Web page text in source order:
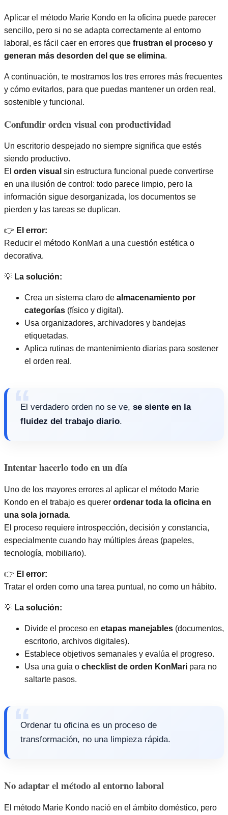
Aplicar el método Marie Kondo en la oficina puede parecer
sencillo, pero si no se adapta correctamente al entorno
laboral, es fácil caer en errores que frustran el proceso y
generan más desorden del que se elimina.
A continuación, te mostramos los tres errores más frecuentes
y cómo evitarlos, para que puedas mantener un orden real,
sostenible y funcional.
Confundir orden visual con productividad
Un escritorio despejado no siempre significa que estés
siendo productivo.
El orden visual sin estructura funcional puede convertirse
en una ilusión de control: todo parece limpio, pero la
información sigue desorganizada, los documentos se
pierden y las tareas se duplican.
👉 El error:
Reducir el método KonMari a una cuestión estética o
decorativa.
💡 La solución:
Crea un sistema claro de almacenamiento por
categorías (físico y digital).
Usa organizadores, archivadores y bandejas
etiquetadas.
Aplica rutinas de mantenimiento diarias para sostener
el orden real.
El verdadero orden no se ve, se siente en la
fluidez del trabajo diario.
Intentar hacerlo todo en un día
Uno de los mayores errores al aplicar el método Marie
Kondo en el trabajo es querer ordenar toda la oficina en
una sola jornada.
El proceso requiere introspección, decisión y constancia,
especialmente cuando hay múltiples áreas (papeles,
tecnología, mobiliario).
👉 El error:
Tratar el orden como una tarea puntual, no como un hábito.
💡 La solución:
Divide el proceso en etapas manejables (documentos,
escritorio, archivos digitales).
Establece objetivos semanales y evalúa el progreso.
Usa una guía o checklist de orden KonMari para no
saltarte pasos.
Ordenar tu oficina es un proceso de
transformación, no una limpieza rápida.
No adaptar el método al entorno laboral
El método Marie Kondo nació en el ámbito doméstico, pero